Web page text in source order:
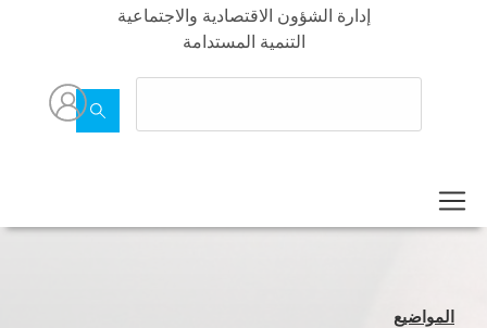
إدارة الشؤون الاقتصادية والاجتماعية
التنمية المستدامة
المواضيع